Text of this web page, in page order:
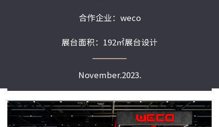
合作企业：weco
展台面积：192㎡展台设计
November.2023.